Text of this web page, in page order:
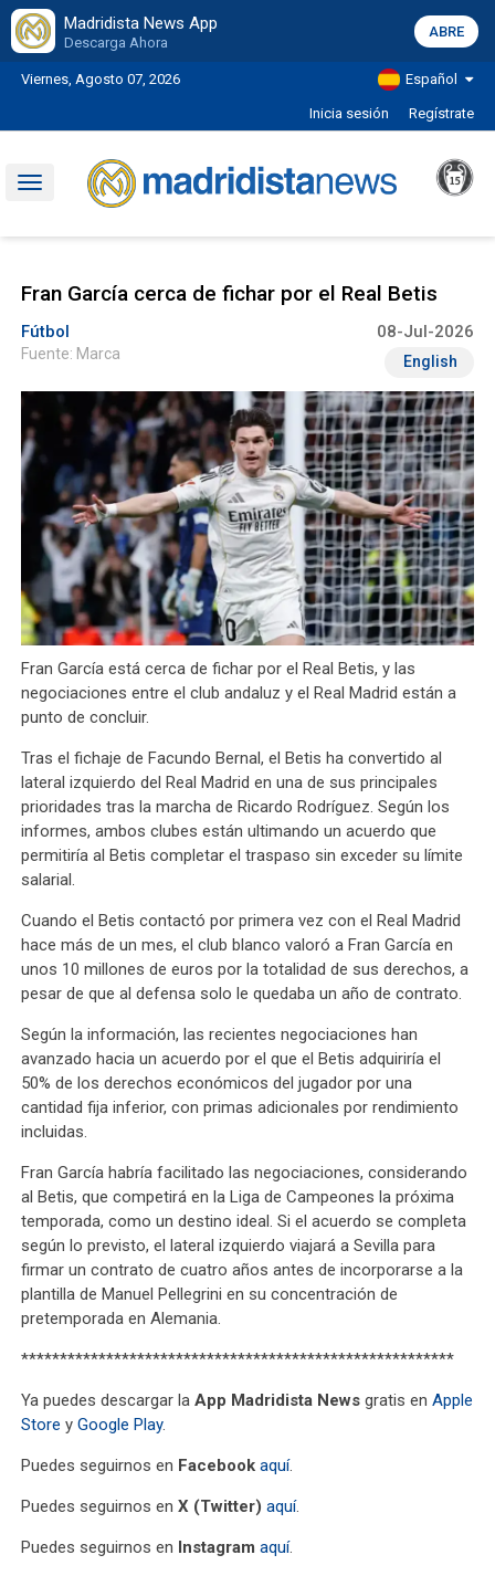
Madridista News App
Descarga Ahora
ABRE
Viernes, Agosto 07, 2026 Español
Inicia sesión Regístrate
Toggle
Fran García cerca de fichar por el Real Betis
Fútbol 08-Jul-2026
Fuente: Marca English
Fran García está cerca de fichar por el Real Betis, y las
negociaciones entre el club andaluz y el Real Madrid están a
punto de concluir.
Tras el fichaje de Facundo Bernal, el Betis ha convertido al
lateral izquierdo del Real Madrid en una de sus principales
prioridades tras la marcha de Ricardo Rodríguez. Según los
informes, ambos clubes están ultimando un acuerdo que
permitiría al Betis completar el traspaso sin exceder su límite
salarial.
Cuando el Betis contactó por primera vez con el Real Madrid
hace más de un mes, el club blanco valoró a Fran García en
unos 10 millones de euros por la totalidad de sus derechos, a
pesar de que al defensa solo le quedaba un año de contrato.
Según la información, las recientes negociaciones han
avanzado hacia un acuerdo por el que el Betis adquiriría el
50% de los derechos económicos del jugador por una
cantidad fija inferior, con primas adicionales por rendimiento
incluidas.
Fran García habría facilitado las negociaciones, considerando
al Betis, que competirá en la Liga de Campeones la próxima
temporada, como un destino ideal. Si el acuerdo se completa
según lo previsto, el lateral izquierdo viajará a Sevilla para
firmar un contrato de cuatro años antes de incorporarse a la
plantilla de Manuel Pellegrini en su concentración de
pretemporada en Alemania.
********************************************************
Ya puedes descargar laApp Madridista News gratis enApple
Store yGoogle Play.
Puedes seguirnos en Facebook aquí.
Puedes seguirnos enX (Twitter) aquí.
Puedes seguirnos en Instagram aquí.